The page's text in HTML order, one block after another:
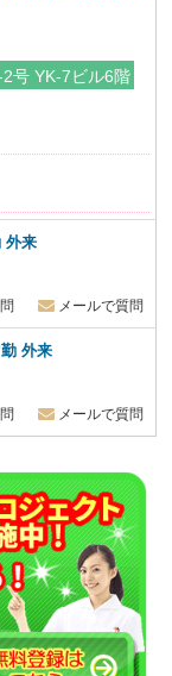
号 YK-7ビル6階
外来
メールで質問
外来
メールで質問